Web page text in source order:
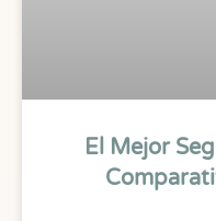
El Mejor